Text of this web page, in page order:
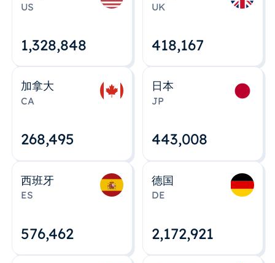
US
1,328,848
UK
418,167
加拿大
CA
268,495
日本
JP
443,008
西班牙
ES
576,463
德国
DE
2,172,922